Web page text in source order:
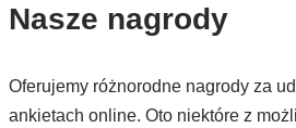
Nasze nagrody
Oferujemy różnorodne nagrody za
ankietach online. Oto niektóre z